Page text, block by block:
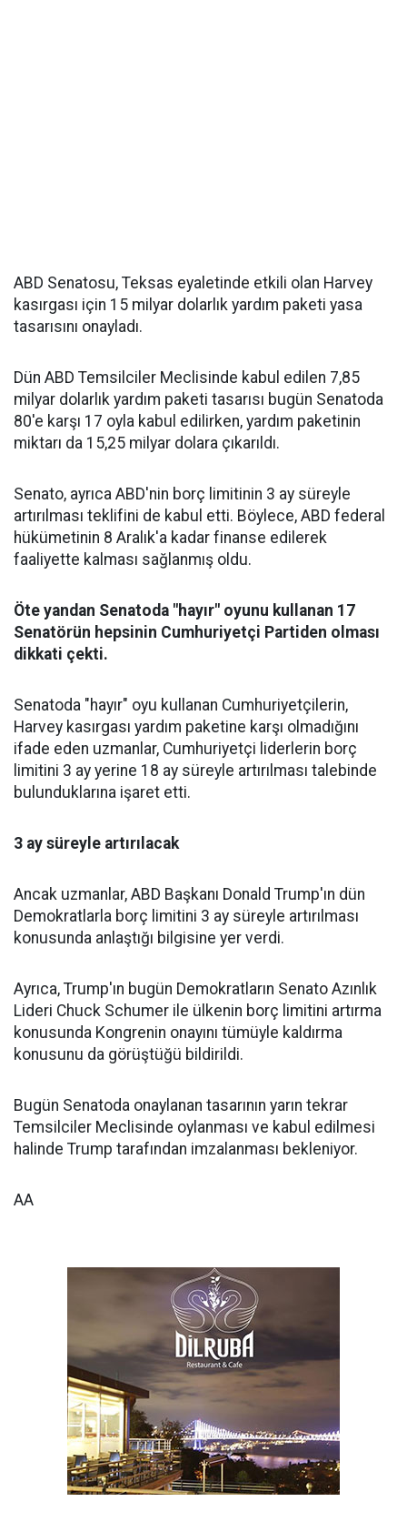
ABD Senatosu, Teksas eyaletinde etkili olan Harvey
kasırgası için 15 milyar dolarlık yardım paketi yasa
tasarısını onayladı.
Dün ABD Temsilciler Meclisinde kabul edilen 7,85
milyar dolarlık yardım paketi tasarısı bugün Senatoda
80'e karşı 17 oyla kabul edilirken, yardım paketinin
miktarı da 15,25 milyar dolara çıkarıldı.
Senato, ayrıca ABD'nin borç limitinin 3 ay süreyle
artırılması teklifini de kabul etti. Böylece, ABD federal
hükümetinin 8 Aralık'a kadar finanse edilerek
faaliyette kalması sağlanmış oldu.
Öte yandan Senatoda "hayır" oyunu kullanan 17
Senatörün hepsinin Cumhuriyetçi Partiden olması
dikkati çekti.
Senatoda "hayır" oyu kullanan Cumhuriyetçilerin,
Harvey kasırgası yardım paketine karşı olmadığını
ifade eden uzmanlar, Cumhuriyetçi liderlerin borç
limitini 3 ay yerine 18 ay süreyle artırılması talebinde
bulunduklarına işaret etti.
3 ay süreyle artırılacak
Ancak uzmanlar, ABD Başkanı Donald Trump'ın dün
Demokratlarla borç limitini 3 ay süreyle artırılması
konusunda anlaştığı bilgisine yer verdi.
Ayrıca, Trump'ın bugün Demokratların Senato Azınlık
Lideri Chuck Schumer ile ülkenin borç limitini artırma
konusunda Kongrenin onayını tümüyle kaldırma
konusunu da görüştüğü bildirildi.
Bugün Senatoda onaylanan tasarının yarın tekrar
Temsilciler Meclisinde oylanması ve kabul edilmesi
halinde Trump tarafından imzalanması bekleniyor.
AA